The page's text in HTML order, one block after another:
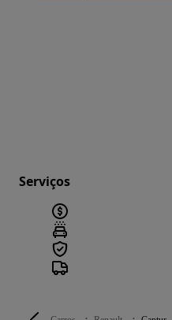
Serviços